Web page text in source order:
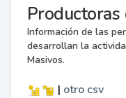
Productoras
Información de las
desarrollan la
Masivos.
| otro csv